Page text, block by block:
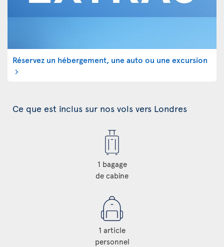
Réservez un hébergement, une auto ou une excursion
Ce que est inclus sur nos vols vers Londres
1 bagage
de cabine
1 article
personnel